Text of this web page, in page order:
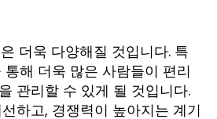
더욱 다양해질 것입니다. 특
해 더욱 많은 사람들이 편리
관리할 수 있게 될 것입니다.
하고, 경쟁력이 높아지는 계기